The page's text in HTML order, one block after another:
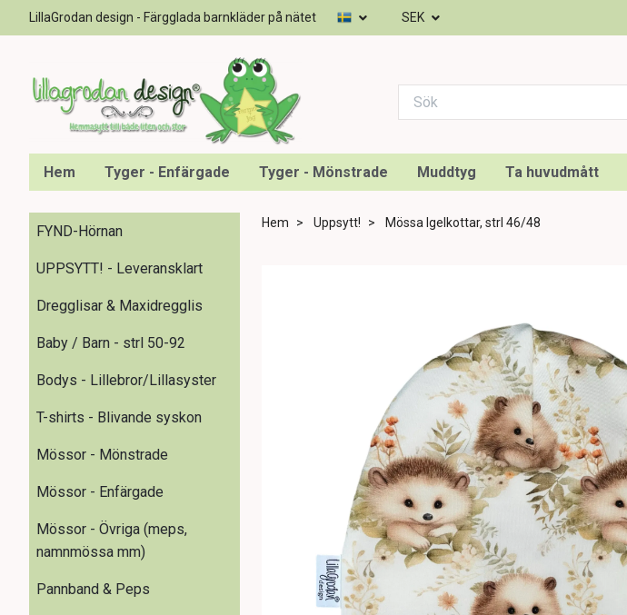
LillaGrodan design - Färgglada barnkläder på nätet SEK
Hem Tyger - Enfärgade Tyger - Mönstrade Muddtyg Ta huvudmått
FYND-Hörnan
UPPSYTT! - Leveransklart
Dregglisar & Maxidregglis
Baby / Barn - strl 50-92
Bodys - Lillebror/Lillasyster
T-shirts - Blivande syskon
Mössor - Mönstrade
Mössor - Enfärgade
Mössor - Övriga (meps,
namnmössa mm)
Pannband & Peps
Hem Uppsytt! Mössa Igelkottar, strl 46/48